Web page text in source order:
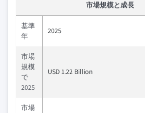
市場規模と成長
基準
年
2025
市場
規模
で
2025
USD 1.22 Billion
市場